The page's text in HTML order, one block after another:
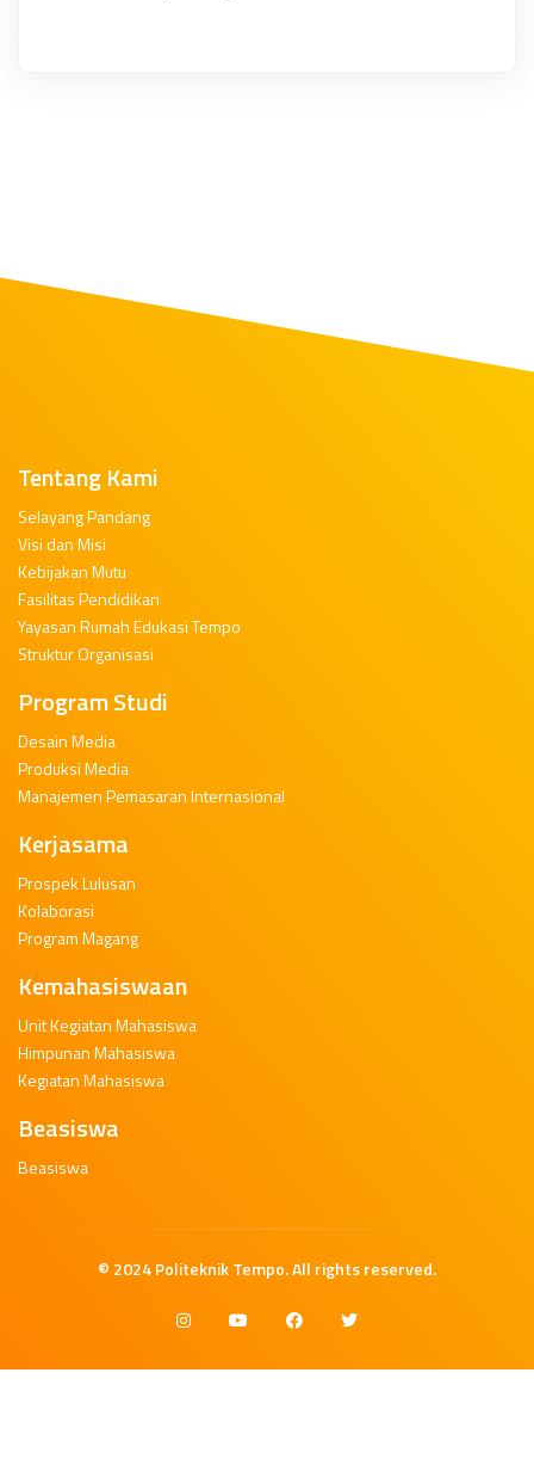
Tentang Kami
Selayang Pandang
Visi dan Misi
Kebijakan Mutu
Fasilitas Pendidikan
Yayasan Rumah Edukasi Tempo
Struktur Organisasi
Program Studi
Desain Media
Produksi Media
Manajemen Pemasaran Internasional
Kerjasama
Prospek Lulusan
Kolaborasi
Program Magang
Kemahasiswaan
Unit Kegiatan Mahasiswa
Himpunan Mahasiswa
Kegiatan Mahasiswa
Beasiswa
Beasiswa
© 2024Politeknik Tempo. All rights reserved.